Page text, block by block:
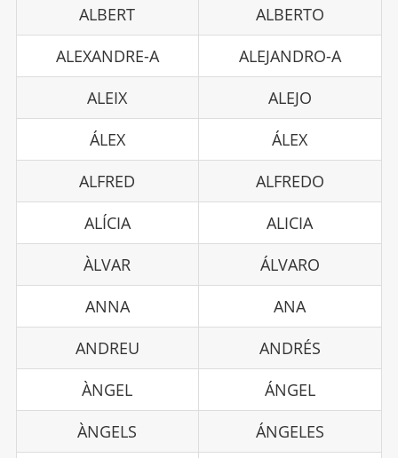
ALBERT
ALBERTO
ALEXANDRE-A
ALEJANDRO-A
ALEIX
ALEJO
ÁLEX
ÁLEX
ALFRED
ALFREDO
ALÍCIA
ALICIA
ÀLVAR
ÁLVARO
ANNA
ANA
ANDREU
ANDRÉS
ÀNGEL
ÁNGEL
ÀNGELS
ÁNGELES